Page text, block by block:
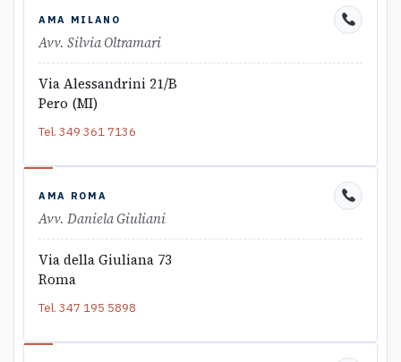
AMA MILANO
Avv. Silvia Oltramari
Via Alessandrini 21/B
Pero (MI)
Tel. 349 361 7136
AMA ROMA
Avv. Daniela Giuliani
Via della Giuliana 73
Roma
Tel. 347 195 5898